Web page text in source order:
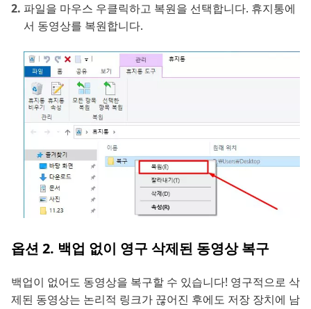
파일을 마우스 우클릭하고 복원을 선택합니다. 휴지통에
서 동영상를 복원합니다.
옵션 2. 백업 없이 영구 삭제된 동영상 복구
백업이 없어도 동영상을 복구할 수 있습니다! 영구적으로 삭
제된 동영상는 논리적 링크가 끊어진 후에도 저장 장치에 남